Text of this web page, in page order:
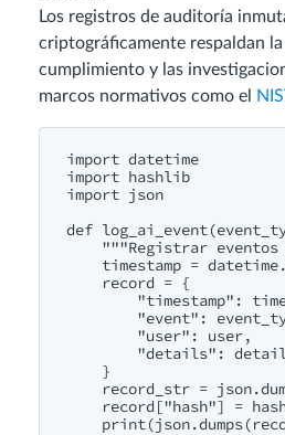
Los registros de auditoría
criptográficamente respaldan
cumplimiento y las
marcos normativos como el
import datetime
import hashlib
import json
def
"""Registrar
timestamp =
    record = {
"timestamp":
"event":
        "user": user,
"details":
    }
record_str =
record["hash"] =